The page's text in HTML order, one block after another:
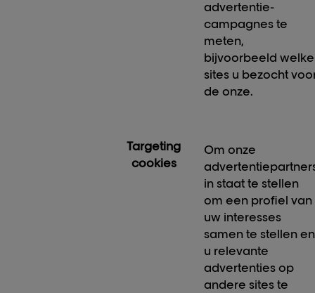
advertentie-
campagnes te
meten,
bijvoorbeeld welke
sites u bezocht
de onze.
Targeting
cookies
Om onze
in staat te stellen
om een profiel van
uw interesses
samen te stellen en
u relevante
advertenties op
andere sites te